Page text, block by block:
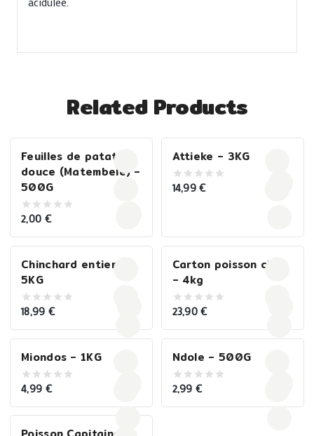
Related Products
Feuilles de patate
douce (Matembele) –
500G
0
of
5
2,00 €
Attieke – 3KG
0
14,99€
Chinchard entier –
5KG
0
of
5
18,99 €
Carton poisson chat
– 4kg
0
of
5
23,90€
Miondos – 1KG
0
of
5
4,99 €
Ndole – 500G
0
of
2,99€